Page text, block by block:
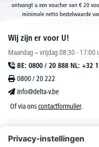
ontvangt u een voucher van € 20
minimale netto bestelwaarde
Wij zijn er voor U!
Maandag – vrijdag 08:30 - 17:00
BE: 0800 / 20 888 NL: +32
0800 / 20 222
info@delta-v.be
Of via onscontactformulier.
DELTA-V Lucas